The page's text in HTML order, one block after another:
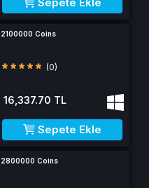
2100000 Coins
(0)
16,337.70 TL
Sepete Ekle
2800000 Coins